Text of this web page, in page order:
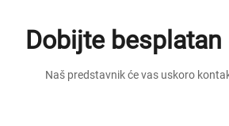
Dobijte
Naš predstavnik će vas uskoro